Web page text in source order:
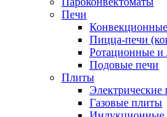
Печи
Пицца-печи
Ротационные и
Подовые печи
Плиты
Электрические
Газовые плиты